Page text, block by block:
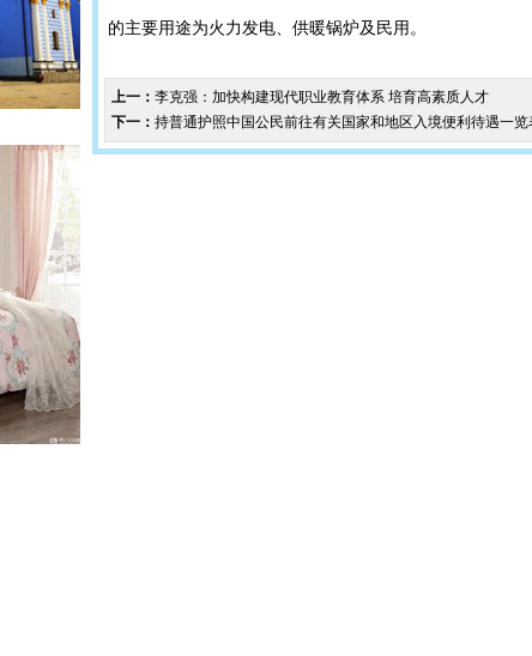
的主要用途为火力发电、供暖锅炉及民用。
上一： 李克强：加快构建现代职业教育体系 培育高素质人才
下一： 持普通护照中国公民前往有关国家和地区入境便利待遇一览